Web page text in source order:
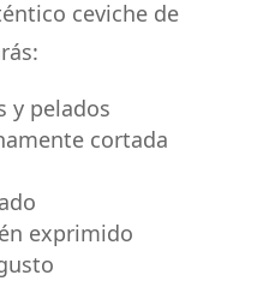
ceviche de
y pelados
cortada
exprimido